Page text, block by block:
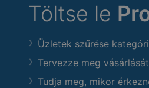
Töltse le
Üzletek szűrése
Tervezze meg
Tudja meg, mikor